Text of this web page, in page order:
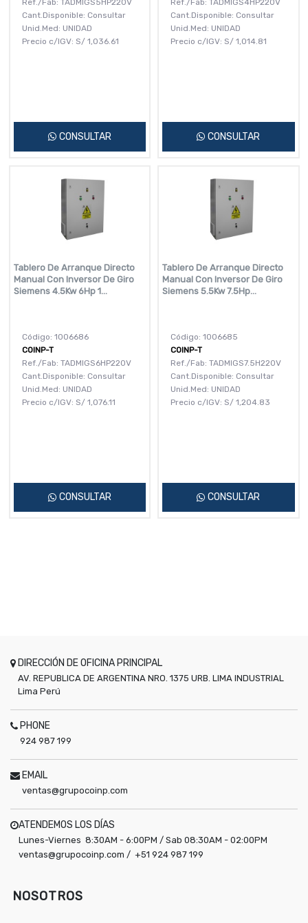
Ref./Fab: TADMIGS5HP220V
Cant.Disponible: Consultar
Unid.Med: UNIDAD
Precio c/IGV: S/ 1,036.61
CONSULTAR
Ref./Fab: TADMIGS4HP220V
Cant.Disponible: Consultar
Unid.Med: UNIDAD
Precio c/IGV: S/ 1,014.81
CONSULTAR
Tablero De Arranque Directo
Manual Con Inversor De Giro
Siemens 4.5Kw 6Hp 1...
Código: 1006686
COINP-T
Ref./Fab: TADMIGS6HP220V
Cant.Disponible: Consultar
Unid.Med: UNIDAD
Precio c/IGV: S/ 1,076.11
CONSULTAR
Tablero De Arranque Directo
Manual Con Inversor De Giro
Siemens 5.5Kw 7.5Hp...
Código: 1006685
COINP-T
Ref./Fab: TADMIGS7.5H220V
Cant.Disponible: Consultar
Unid.Med: UNIDAD
Precio c/IGV: S/ 1,204.83
CONSULTAR
DIRECCIÓN DE OFICINA PRINCIPAL
AV. REPUBLICA DE ARGENTINA NRO. 1375 URB. LIMA INDUSTRIAL
Lima Perú
PHONE
924 987 199
EMAIL
ventas@grupocoinp.com
ATENDEMOS LOS DÍAS
Lunes-Viernes 8:30AM - 6:00PM / Sab 08:30AM - 02:00PM
ventas@grupocoinp.com / +51 924 987 199
NOSOTROS